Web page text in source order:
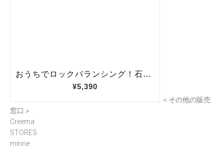
＜その他の販売
窓口＞
Creema
STORES
minne